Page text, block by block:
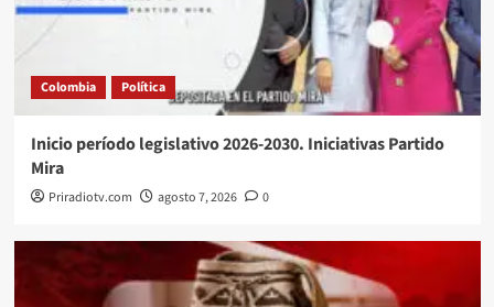
Colombia Política
Inicio período legislativo 2026-2030. Iniciativas Partido
Mira
Priradiotv.com agosto 7, 2026 0